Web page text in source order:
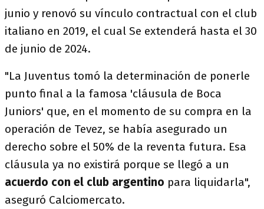
junio y renovó su vínculo contractual con el club
italiano en 2019, el cual Se extenderá hasta el 30
de junio de 2024.
"La Juventus tomó la determinación de ponerle
punto final a la famosa 'cláusula de Boca
Juniors' que, en el momento de su compra en la
operación de Tevez, se había asegurado un
derecho sobre el 50% de la reventa futura. Esa
cláusula ya no existirá porque se llegó a un
acuerdo con el club argentino para liquidarla",
aseguró Calciomercato.